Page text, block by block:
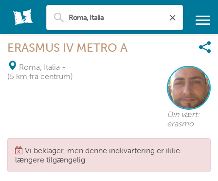
ERASMUS IV METRO A
Roma, Italia -
(5 km fra centrum)
Din vært:
erasmo
Vi beklager, men denne indkvartering er ikke
længere tilgængelig